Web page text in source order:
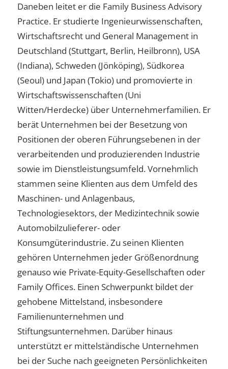
Daneben leitet er die Family Business Advisory
Practice. Er studierte Ingenieurwissenschaften,
Wirtschaftsrecht und General Management in
Deutschland (Stuttgart, Berlin, Heilbronn), USA
(Indiana), Schweden (Jönköping), Südkorea
(Seoul) und Japan (Tokio) und promovierte in
Wirtschaftswissenschaften (Uni
Witten/Herdecke) über Unternehmerfamilien. Er
berät Unternehmen bei der Besetzung von
Positionen der oberen Führungsebenen in der
verarbeitenden und produzierenden Industrie
sowie im Dienstleistungsumfeld. Vornehmlich
stammen seine Klienten aus dem Umfeld des
Maschinen- und Anlagenbaus,
Technologiesektors, der Medizintechnik sowie
Automobilzulieferer- oder
Konsumgüterindustrie. Zu seinen Klienten
gehören Unternehmen jeder Größenordnung
genauso wie Private-Equity-Gesellschaften oder
Family Offices. Einen Schwerpunkt bildet der
gehobene Mittelstand, insbesondere
Familienunternehmen und
Stiftungsunternehmen. Darüber hinaus
unterstützt er mittelständische Unternehmen
bei der Suche nach geeigneten Persönlichkeiten